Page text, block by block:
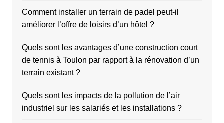
Comment installer un terrain de padel peut-il
améliorer l’offre de loisirs d’un hôtel ?
Quels sont les avantages d’une construction court
de tennis à Toulon par rapport à la rénovation d’un
terrain existant ?
Quels sont les impacts de la pollution de l’air
industriel sur les salariés et les installations ?